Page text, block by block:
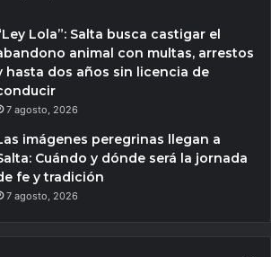
Lola”: Salta busca castigar el
animal con multas, arrestos
hasta dos años sin licencia de
7 agosto, 2026
imágenes peregrinas llegan a
Cuándo y dónde será la jornada
fe y tradición
7 agosto, 2026